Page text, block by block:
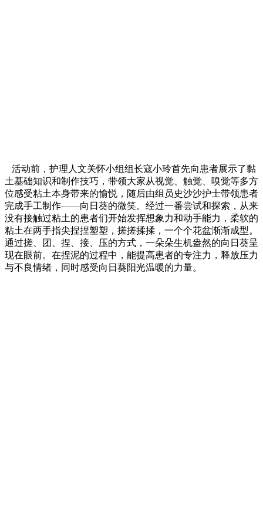
活动前，护理人文关怀小组组长寇小玲首先向患者展示了黏
土基础知识和制作技巧，带领大家从视觉、触觉、嗅觉等多方
位感受粘土本身带来的愉悦，随后由组员史沙沙护士带领患者
完成手工制作——向日葵的微笑。经过一番尝试和探索，从来
没有接触过粘土的患者们开始发挥想象力和动手能力，柔软的
粘土在两手指尖捏捏塑塑，搓搓揉揉，一个个花盆渐渐成型。
通过搓、团、捏、接、压的方式，一朵朵生机盎然的向日葵呈
现在眼前。在捏泥的过程中，能提高患者的专注力，释放压力
与不良情绪，同时感受向日葵阳光温暖的力量。